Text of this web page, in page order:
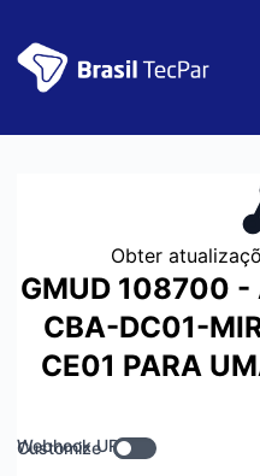
Obter
GMUD 108700 -
CBA-DC01-
CE01 PARA
Webhook URL
Customize